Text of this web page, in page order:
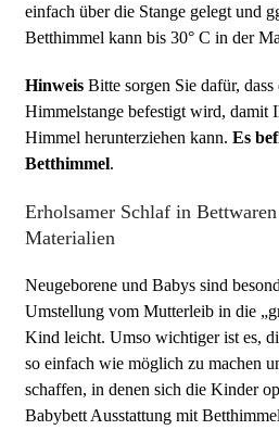
einfach über die Stange gelegt und
Betthimmel kann bis 30° C in der
Hinweis Bitte sorgen Sie dafür,
Himmelstange befestigt wird, damit
Himmel herunterziehen kann. Es
Betthimmel.
Erholsamer Schlaf in
Materialien
Neugeborene und Babys sind
Umstellung vom Mutterleib in die
Kind leicht. Umso wichtiger ist es,
so einfach wie möglich zu machen
schaffen, in denen sich die Kinder
Babybett Ausstattung mit